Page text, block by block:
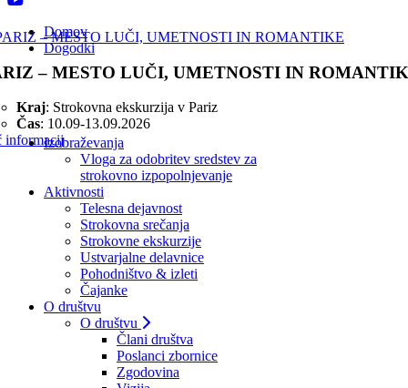
Domov
Dogodki
– MESTO LUČI, UMETNOSTI IN
Kraj: Strokovna ekskurzija v Pariz
Čas: 10.09-13.09.2026
informacijIzobraževanja
Vloga za odobritev sredstev za
strokovno izpopolnjevanje
Aktivnosti
Telesna dejavnost
Strokovna srečanja
Strokovne ekskurzije
Ustvarjalne delavnice
Pohodništvo & izleti
Čajanke
O društvu
O društvu
Člani društva
Poslanci zbornice
Zgodovina